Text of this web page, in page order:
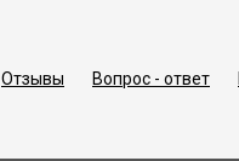
Отзывы Вопрос - ответ